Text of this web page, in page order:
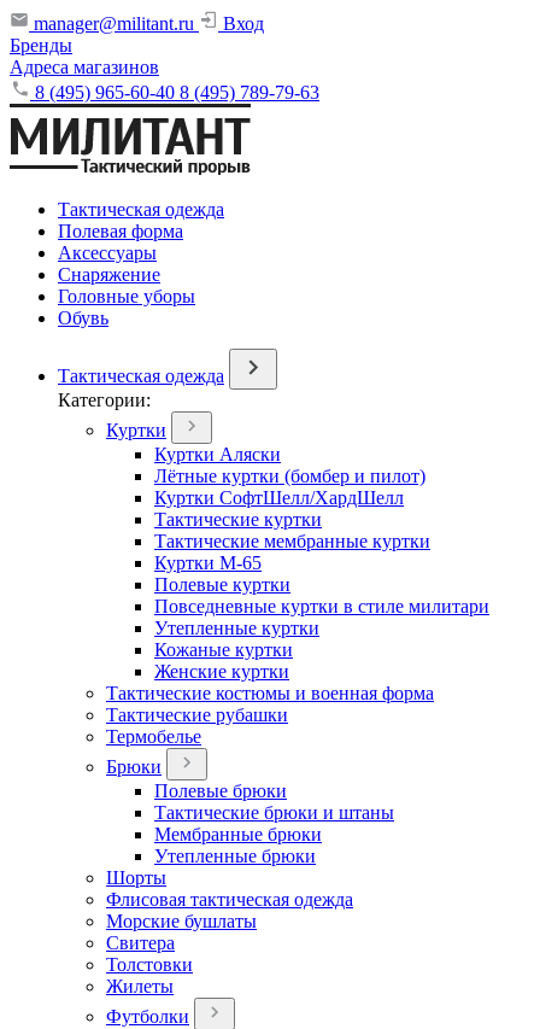
manager@militant.ru
Вход
Бренды
Адреса магазинов
8 (495) 965-60-40 8 (495) 789-79-63
Тактическая одежда
Полевая форма
Аксессуары
Снаряжение
Головные уборы
Обувь
Тактическая одежда
Категории:
Куртки
Куртки Аляски
Лётные куртки (бомбер и пилот)
Куртки СофтШелл/ХардШелл
Тактические куртки
Тактические мембранные куртки
Куртки М-65
Полевые куртки
Повседневные куртки в стиле милитари
Утепленные куртки
Кожаные куртки
Женские куртки
Тактические костюмы и военная форма
Тактические рубашки
Термобелье
Брюки
Полевые брюки
Тактические брюки и штаны
Мембранные брюки
Утепленные брюки
Шорты
Флисовая тактическая одежда
Морские бушлаты
Свитера
Толстовки
Жилеты
Футболки